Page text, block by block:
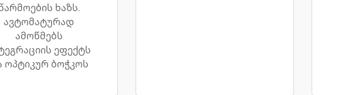
ხაზს.
ავტომატურად
ამოწმებს
ეფექტს
ოპტიკურ ბოჭკოს